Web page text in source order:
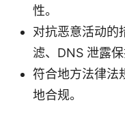
性。
对抗恶意活动的
滤、DNS 泄露保
符合地方法律法
地合规。